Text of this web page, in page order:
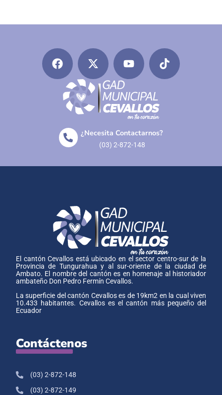
¿Necesita Contactarnos?
(03) 2-872-148
El cantón Cevallos está ubicado en el sector centro-sur de la
Provincia de Tungurahua y al sur-oriente de la ciudad de
Ambato. El nombre del cantón es en homenaje al historiador
ambateño Don Pedro Fermín Cevallos.
La superficie del cantón Cevallos es de 19km2 en la cual viven
10.433 habitantes. Cevallos es el cantón más pequeño del
Ecuador
Contáctenos
(03) 2-872-148
(03) 2-872-149